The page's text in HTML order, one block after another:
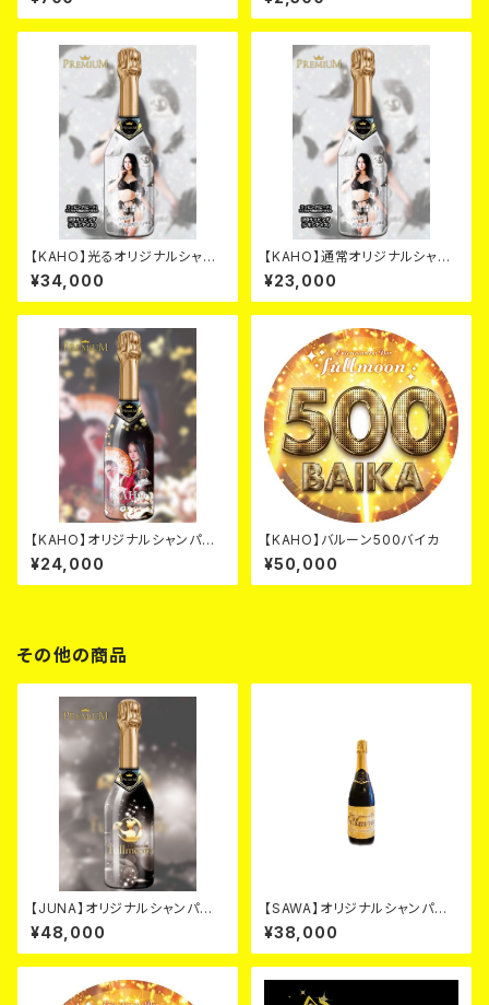
【KAHO】光るオリジナルシャン
パン2026年
¥34,000
【KAHO】通常オリジナルシャン
パン2026年
¥23,000
【KAHO】オリジナルシャンパ
ン カード
¥24,000
【KAHO】バルーン500バイカ
¥50,000
その他の商品
【JUNA】オリジナルシャンパ
ン ブラック カード
¥48,000
【SAWA】オリジナルシャンパ
ン ゴールド カード
¥38,000